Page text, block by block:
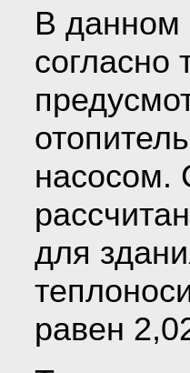
В данном
насосом.
для
равен